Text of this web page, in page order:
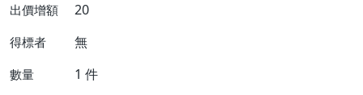
出價增額 20
得標者 無
數量 1 件